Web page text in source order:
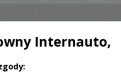
Internauto,